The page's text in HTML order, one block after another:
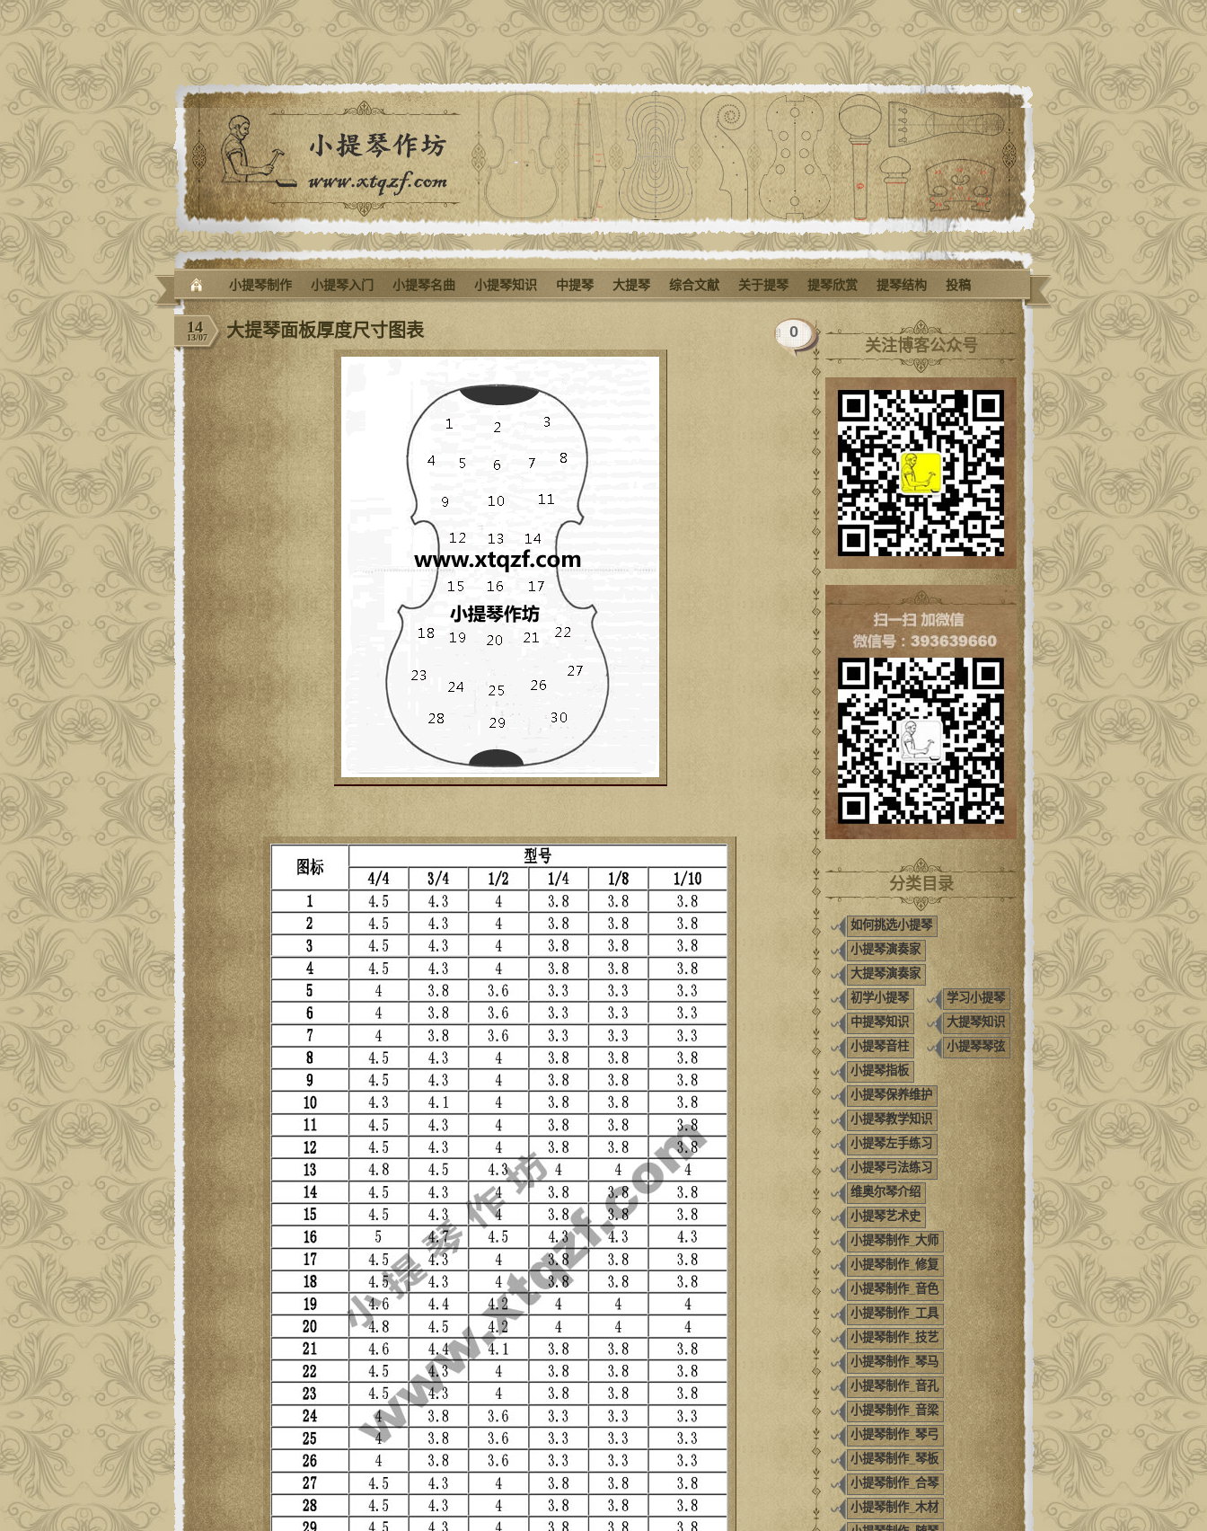
小提琴制作 小提琴入门 小提琴名曲 小提琴知识 中提琴 大提琴 综合文献 关于提琴 提琴欣赏 提琴结构 投稿
大提琴面板厚度尺寸图表 0
14
13/07 关注博客公众号
分类目录
如何挑选小提琴
小提琴演奏家
大提琴演奏家
初学小提琴
学习小提琴
中提琴知识
大提琴知识
小提琴音柱
小提琴琴弦
小提琴指板
小提琴保养维护
小提琴教学知识
小提琴左手练习
小提琴弓法练习
维奥尔琴介绍
小提琴艺术史
小提琴制作_大师
小提琴制作_修复
小提琴制作_音色
小提琴制作_工具
小提琴制作_技艺
小提琴制作_琴马
小提琴制作_音孔
小提琴制作_音梁
小提琴制作_琴弓
小提琴制作_琴板
小提琴制作_合琴
小提琴制作_木材